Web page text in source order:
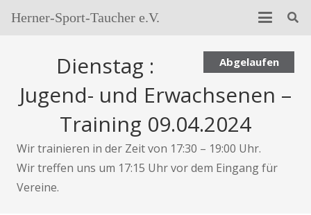
Herner-Sport-Taucher e.V.
Abgelaufen
Dienstag :
Jugend- und Erwachsenen –
Training 09.04.2024
Wir trainieren in der Zeit von 17:30 – 19:00 Uhr.
Wir treffen uns um 17:15 Uhr vor dem Eingang für
Vereine.